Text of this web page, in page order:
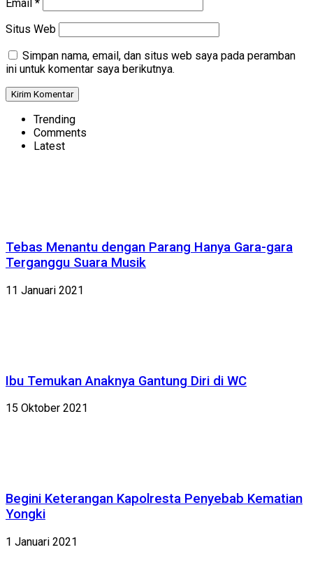
Email *
Situs Web
Simpan nama, email, dan situs web saya pada peramban
ini untuk komentar saya berikutnya.
Trending
Comments
Latest
Tebas Menantu dengan Parang Hanya Gara-gara
Terganggu Suara Musik
11 Januari 2021
Ibu Temukan Anaknya Gantung Diri di WC
15 Oktober 2021
Begini Keterangan Kapolresta Penyebab Kematian
Yongki
1 Januari 2021